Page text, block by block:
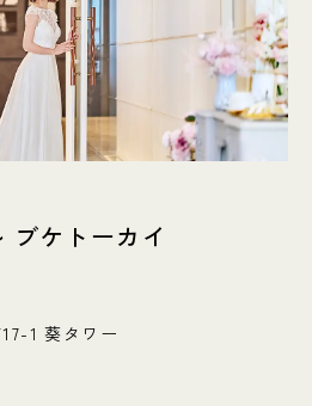
ブケトーカイ
1 葵タワー